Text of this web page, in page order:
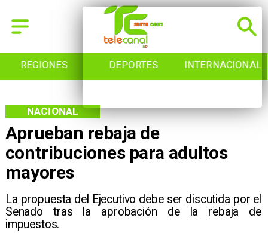
REGIONES DEPORTES INTERNACIONAL
Aprueban rebaja de
contribuciones para adultos
mayores
La propuesta del Ejecutivo debe ser discutida por el
Senado tras la aprobación de la rebaja de
impuestos.
NACIONAL